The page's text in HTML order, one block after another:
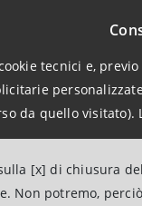
tecnici e,
da quello visitato).
[x] di chiusura
Non potremo,
il debito di
alle esigenze,
di linee
la strategia di
di Leonardo,